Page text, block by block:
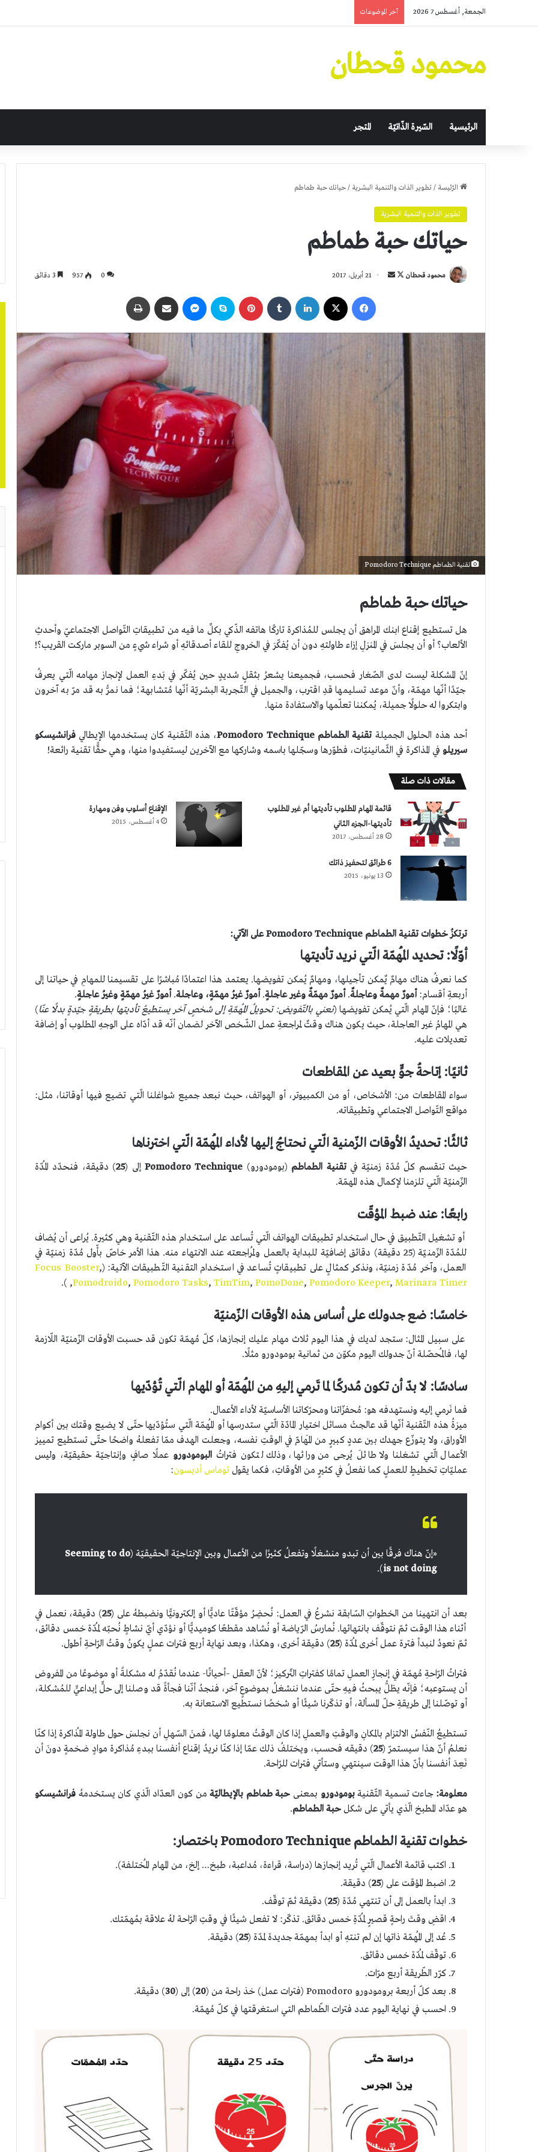
الجمعة, أغسطس 7 2026 آخر الموضوعات
محمود قحطان
الرئيسية السّيرة الذّاتيّة المتجر
الرّئيسة /تطوير الذات والتنمية البشرية /حياتك حبة طماطم
تطوير الذات والتنمية البشرية
حياتك حبة طماطم
محمود قحطان
تابعأرسل
إلكترونيا
21 أبريل، 2017 0
957
فيسبوك لينكدإن بينتيريست سكايب ماسنجر مشاركة عبر البريد
تقنية الطماطم Pomodoro Technique
حياتك حبة طماطم
هل تستطيع إقناع ابنك المراهق أن يجلس للمُذاكرة تاركًا هاتفه الذّكي بكلِّ ما فيه من تطبيقاتِ التّواصل الاجتماعيّ وأحدثِ
الألعاب؟ أو أن يجلسَ في المنزلِ إزاء طاولتهِ دون أن يُفكّرَ في الخروجِ للقاء أصدقائهِ أو شراء شيءٍ من السوبر ماركت القريب؟!
إنّ المشكلة ليست لدى الصّغار فحسب، فجميعنا يشعرُ بثقلٍ شديدٍ حين يُفكّر في بَدءِ العمل لإنجاز مهامه الّتي يعرفُ
جيّدًا أنّها مهمّة، وأنّ موعد تسليمها قدِ اقترب، والجميل في التّجربة البشريّة أنّها مُتشابهة؛ فما نمرُّ به قد مرّ به آخرون
وابتكروا له حلولًا جميلة، يُمكننا تعلّمها والاستفادة منها.
أحد هذه الحلول الجميلةتقنية الطماطم Pomodoro Technique، هذه التّقنية كان يستخدمها الإيطالي فرانشيسكو
سيريلو في المذاكرة في الثّمانينيّات، فطوّرها وسجّلها باسمه وشاركها مع الآخرين ليستفيدوا منها، وهي حقًّا تقنية رائعة!
مقالات ذات صلة
قائمة المهام المطلوب تأديتها أم غير المطلوب
تأديتها-الجزء الثاني
28 أغسطس، 2017
الإقناع أسلوب وفن ومهارة
4 أغسطس، 2015
6 طرائق لتحفيز ذاتك
13 يونيو، 2015
ترتكزُ خطوات تقنية الطماطم Pomodoro Technique على الآتي:
أوّلًا: تحديد المُهمّة الّتي نريد تأديتها
كما نعرفُ هناك مهامٌ يٌمكن تأجيلها، ومهامٌ يُمكن تفويضها. يعتمد هذا اعتمادًا مُباشرًا على تقسيمنا للمهامِ في حياتنا إلى
أربعةِ أقسام: أمورٌ مهمةٌ وعاجلةٌ. أمورٌ مهمّةٌ وغير عاجلةٍ. أمورٌ غيرُ مهمّةٍ، وعاجلة. أمورٌ غيرُ مهمّةٍ وغيرُ عاجلةٍ.
غالبًا؛ فإنّ المهام الّتي يُمكن تفويضها (نعني بالتّفويض: تحويلُ المُهمّةِ إلى شخصٍ آخر يستطيعُ تأديتها بطريقةٍ جيّدةٍ بدلًا عنّا)
هي المهامُ غير العاجلة، حيث يكون هناك وقتٌ لمراجعةِ عمل الشّخص الآخر لضمان أنّه قد أدّاه على الوجهِ المطلوب أو إضافة
تعديلات عليه.
ثانيًا: إتاحةُ جوٍّ بعيد عن المقاطعات
سواء المقاطعات من: الأشخاص، أو من الكمبيوتر، أو الهواتف، حيث نبعد جميع شواغلنا الّتي تضيع فيها أوقاتنا، مثل:
مواقع التّواصل الاجتماعي وتطبيقاته.
ثالثًا: تحديدُ الأوقات الزّمنية الّتي نحتاجُ إليها لأداء المُهمّة الّتي اخترناها
حيث تنقسم كلّ مُدّة زمنيّة فيتقنية الطماطم (بومودورو) Pomodoro Technique إلى (25) دقيقة، فنحدّد المُدّة
الزّمنيّة الّتي تلزمنا لإكمال هذه المهمّة.
رابعًا: عند ضبط المؤقّت
أو تشغيل التّطبيق في حال استخدام تطبيقات الهواتف الّتي تُساعد على استخدام هذه التّقنية وهي كثيرة. يُراعى أن يُضاف
للمُدّة الزّمنيّة (25 دقيقة) دقائق إضافيّة للبداية بالعمل ولمُراجعته عند الانتهاء منه. هذا الأمر خاصّ بأّول مُدّة زمنيّة في
العمل، وآخر مُدّة زمنيّة، ونذكر كمثالٍ على تطبيقاتٍ تُساعد في استخدام التقنية التّطبيقات الآتية: ( Focus Booster,
Pomodroido, Pomodoro Tasks, TimTim, PomoDone, Pomodoro Keeper, Marinara Timer
, ).
خامسًا: ضع جدولك على أساس هذه الأوقات الزّمنيّة
على سبيل المثال: ستجد لديك في هذا اليوم ثلاث مهام عليك إنجازها، كلّ مُهمّة تكون قد حسبت الأوقات الزّمنيّة اللّازمة
لها، فالمُحصّلة أنّ جدولك اليوم مكوّن من ثمانية بومودورو مثلًا.
سادسًا: لا بدّ أن تكون مُدركًا لما تَرمي إليهِ من المُهمّة أو المهام الّتي تُؤدّيها
فما نَرمي إليه ونستهدفه هو: مُحفزّاتنا ومحرّكاتنا الأساسيّة لأداء الأعمال.
ميزةُ هذه التّقنية أنّها قد عالجتْ مسائل اختيار المادّة الّتي ستدرسها أو المُهمّة الّتي ستُؤدّيها حتّى لا يضيع وقتك بين أكوام
الأوراق، ولا يتوزّع جهدك بين عددٍ كبيرٍ من المَهامّ في الوقتِ نفسه، وجعلت الهدف ممّا تفعلهُ واضحًا حتّى تستطيع تمييز
الأعمال الّتي تشغلنا ولا طائلَ يُرجى من ورائها، وذلك لتكون فتراتُ البومودورو عملًا صافٍ وإنتاجيّة حقيقيّة، وليس
عمليّاتِ تخطيطٍ للعملٍ كما نفعلُ في كثيرٍ من الأوقاتِ، فكما يقول توماس أديسون:
«إنّ هناك فرقًا بين أن تبدو منشغلًا وتفعلُ كثيرًا من الأعمال وبين الإنتاجيّة الحقيقيّة (Seeming to do
is not doing
).
بعد أن انتهينا من الخطواتِ السّابقة نشرعُ في العمل: نُحضِرُ مؤقّتًا عاديًّا أو إلكترونيًّا ونضبطهُ على (25) دقيقة، نعمل في
أثناء هذا الوقت ثمّ نتوقّف بانتهائها. نُمارسُ الرّياضة أو نُشاهد مقطعًا كوميديًّا أو نؤدّي أيّ نشاطٍ نُحبّه لمُدّة خمس دقائق،
ثمّ نعودُ لنبدأ فترة عمل أخرى لمُدّة (25) دقيقة أخرى، وهكذا، وبعد نهاية أربع فترات عملٍ يكونُ وقتُ الرّاحةِ أطول.
فتراتُ الرّاحةِ مُهمّة في إنجازِ العملِ تمامًا كفتراتِ التّركيز؛ لأنّ العقل –أحيانًا- عندما نُقدّمُ له مشكلةً أو موضوعًا من المفروض
أن يستوعبه؛ فإنّه يظلُّ يبحثُ فيهِ حتّى عندما ننشغلُ بموضوعٍ آخر، فنجدُ أنّنا فجأةً قد وصلنا إلى حلٍّ إبداعيٍّ للمُشكلة،
أو توصّلنا إلى طريقةِ حلّ المسألة، أو تذكّرنا شيئًا أو شخصًا نستطيع الاستعانة به.
تستطيعُ النّفسُ الالتزام بالمكانِ والوقتِ والعملِ إذا كان الوقتُ معلومًا لها، فمنَ السّهلِ أن نجلسَ حول طاولة المُذاكرة إذا كنّا
نعلمُ أنّ هذا سيستمرّ (25) دقيقه فحسب، ويختلفُ ذلك عمّا إذا كنّا نريدُ إقناع أنفسنا ببدءِ مُذاكرة موادٍ ضخمةٍ دونَ أن
نَعِدَ أنفسنا بأنّ هذا الوقت سينتهي وستأتي فترات للرّاحة.
معلومة: جاءت تسمية التّقنيةبومودورو بمعنى حبة طماطم بالإيطاليّةمن كون العدّاد الّذي كان يستخدمهُ فرانشيسكو
هو عدّاد المطبخ الّذي يأتي على شكل حبة الطماطم.
خطوات تقنية الطماطم Pomodoro Technique باختصار:
اكتب قائمة الأعمال الّتي تُريد إنجازها (دراسة، قراءة، مُداعبة، طبخ… إلخ، من المهام المُختلفة).
اضبط المؤقت على (25) دقيقة.
ابدأ بالعمل إلى أن تنتهي مُدّة (25) دقيقة ثمّ توقّف.
اقضِ وقتَ راحةٍ قصيرٍ لمُدّةِ خمس دقائق. تذكّر: لا تفعل شيئًا في وقتِ الرّاحة لهُ علاقة بمُهمّتك.
عُد إلى المُهمّة ذاتها إن لم تنتهِ أو ابدأ بمهمّة جديدة لمدّة (25) دقيقة.
توقّف لمُدّة خمس دقائق.
كرّر الطّريقة أربع مرّات.
بعد كلّ أربعة برومودورو Pomodoro (فترات عمل) خذ راحة من (
20) إلى (30) دقيقة.
احسب في نهاية اليوم عدد فترات الطّماطم التي استغرقتها في كلّ مُهمّة.